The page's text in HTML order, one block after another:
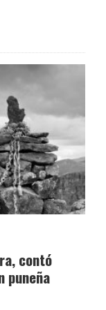
contó
puneña